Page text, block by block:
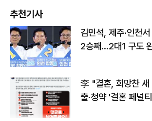
추천기사
김민석, 제주·인천
2승째…2대1 구도
李 "결혼, 희망찬
출·청약 '결혼 페널